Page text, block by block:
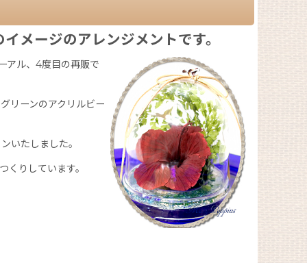
メージのアレンジメントです。
アル、4度目の再販で
リーンのアクリルビー
いたしました。
りしています。